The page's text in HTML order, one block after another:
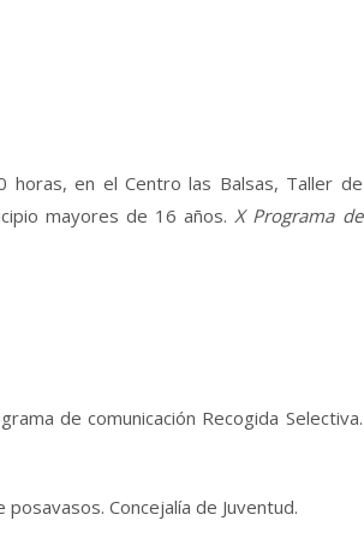
horas, en el Centro las Balsas, Taller de
mayores de 16 años.X Programa de
de comunicación Recogida Selectiva.
Concejalía de Juventud.